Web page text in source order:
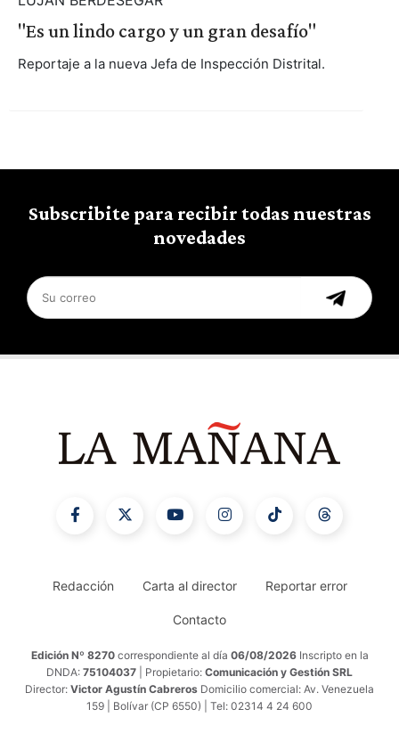
"Es un lindo cargo y un gran desafío"
Reportaje a la nueva Jefa de Inspección Distrital.
Subscribite para recibir todas nuestras
novedades
Redacción Carta al director Reportar error
Contacto
Edición Nº 8270 correspondiente al día 06/08/2026 Inscripto en la
DNDA: 75104037 | Propietario: Comunicación y Gestión SRL
Director: Victor Agustín Cabreros Domicilio comercial: Av. Venezuela
159 | Bolívar (CP 6550) | Tel: 02314 4 24 600